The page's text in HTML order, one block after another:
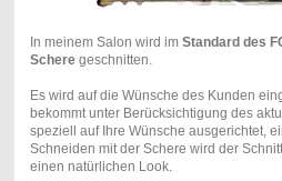
In meinem Salon wird im Standard des
Scheregeschnitten.
Es wird auf die Wünsche des Kunden
bekommt unter Berücksichtigung des
speziell auf Ihre Wünsche ausgerichtet,
Schneiden mit der Schere wird der
einen natürlichen Look.